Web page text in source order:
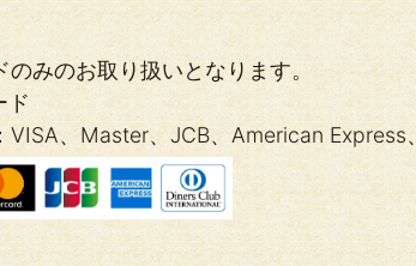
のみのお取り扱いとなります。
ド
、Master、JCB、American Express